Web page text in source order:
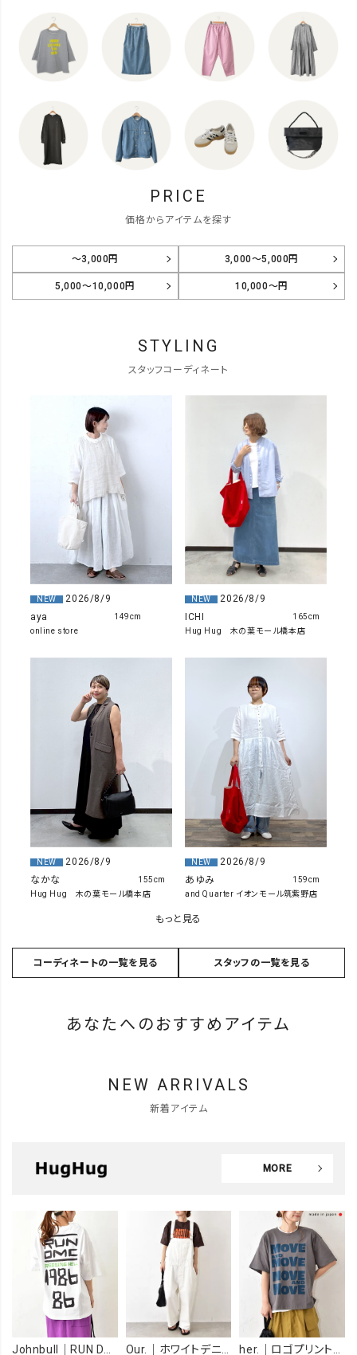
PRICE
価格からアイテムを探す
～3,000円 3,000～5,000円
5,000～10,000円 10,000～円
STYLING
スタッフコーディネート
NEW
2026/8/9
aya
online store
149cm
NEW
2026/8/9
ICHI
Hug Hug 木の葉モール橋本店
165cm
NEW
2026/8/9
なかな
Hug Hug 木の葉モール橋本店
155cm
NEW
2026/8/9
あゆみ
and Quarter イオンモール筑紫野店
159cm
もっと見る
コーディネートの一覧を見る スタッフの一覧を見る
あなたへのおすすめアイテム
NEW ARRIVALS
新着アイテム
MORE